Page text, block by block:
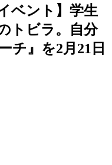
ベント】学生
トビラ。自分
チ』を2月21日